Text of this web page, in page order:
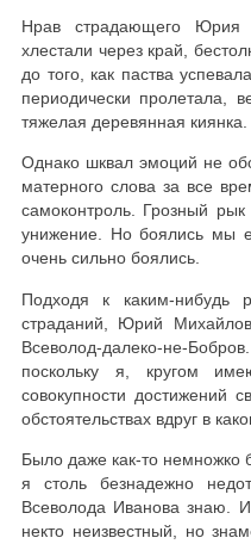
Нрав страдающего Юрия
хлестали через край,
до того, как паства
периодически пролетала,
тяжелая деревянная киянка.
Однако шквал эмоций не
матерного слова за все
самоконтроль. Грозный
унижение. Но боялись мы
очень сильно боялись.
Подходя к каким-нибудь
страданий, Юрий
Всеволод-далеко-не-
поскольку я, кругом
совокупности достижений
обстоятельствах вдруг в
Было даже как-то немножко
я столь безнадежно
Всеволода Иванова знаю.
некто неизвестный, но